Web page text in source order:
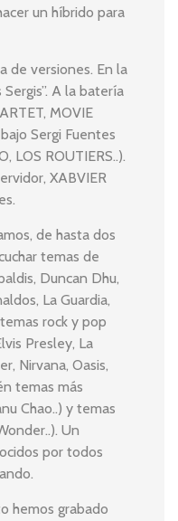
un híbrido para
de versiones. En la
A la batería
MOVIE
Sergi Fuentes
LOS ROUTIERS..).
XABVIER
de hasta dos
temas de
Duncan Dhu,
La Guardia,
rock y pop
Presley, La
Nirvana, Oasis,
temas más
Chao..) y temas
Un
por todos
hemos grabado